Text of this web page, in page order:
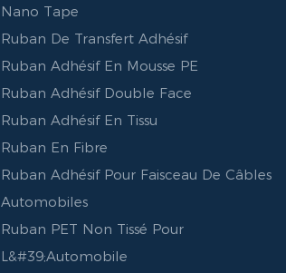
Nano Tape
Ruban De Transfert Adhésif
Ruban Adhésif En Mousse PE
Ruban Adhésif Double Face
Ruban Adhésif En Tissu
Ruban En Fibre
Ruban Adhésif Pour Faisceau De Câbles
Automobiles
Ruban PET Non Tissé Pour
L&#39;automobile